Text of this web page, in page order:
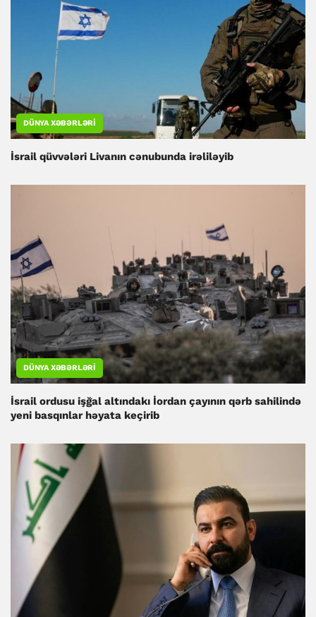
DÜNYA XƏBƏRLƏRI
İsrail qüvvələri Livanın cənubunda irəliləyib
DÜNYA XƏBƏRLƏRI
İsrail ordusu işğal altındakı İordan çayının qərb sahilində
yeni basqınlar həyata keçirib